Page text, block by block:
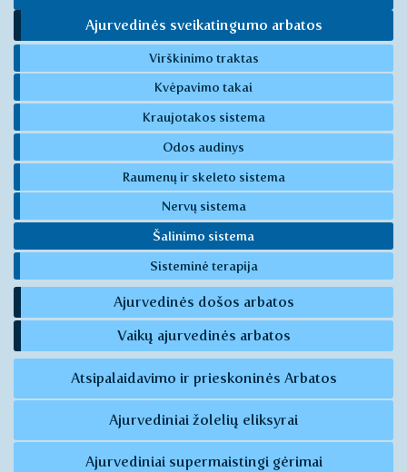
Ajurvedinės sveikatingumo arbatos
Virškinimo traktas
Kvėpavimo takai
Kraujotakos sistema
Odos audinys
Raumenų ir skeleto sistema
Nervų sistema
Šalinimo sistema
Sisteminė terapija
Ajurvedinės došos arbatos
Vaikų ajurvedinės arbatos
Atsipalaidavimo ir prieskoninės Arbatos
Ajurvediniai žolelių eliksyrai
Ajurvediniai supermaistingi gėrimai